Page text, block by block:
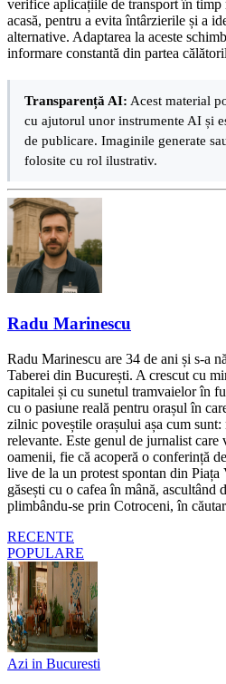
verifice aplicațiile de transport în timp
acasă, pentru a evita întârzierile și a
alternative. Adaptarea la aceste
informare constantă din partea
Transparență AI: Acest material
cu ajutorul unor instrumente AI și
de publicare. Imaginile generate
folosite cu rol ilustrativ.
Radu Marinescu
Radu Marinescu are 34 de ani și s-a
Taberei din București. A crescut cu
capitalei și cu sunetul tramvaielor în
cu o pasiune reală pentru orașul în
zilnic poveștile orașului așa cum sunt:
relevante. Este genul de jurnalist care
oamenii, fie că acoperă o conferință
live de la un protest spontan din
găsești cu o cafea în mână, ascultând
plimbându-se prin Cotroceni, în
RECENTE
POPULARE
Azi in Bucuresti